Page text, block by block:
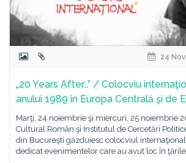
24
„20 Years After...” / Colocviu
anului 1989 în Europa Centrală şi de
Marţi, 24 noiembrie şi miercuri, 25 noiembrie
Cultural Român şi Institutul de Cercetări
din Bucureşti găzduiesc colocviul internaţional
dedicat evenimentelor care au avut loc în